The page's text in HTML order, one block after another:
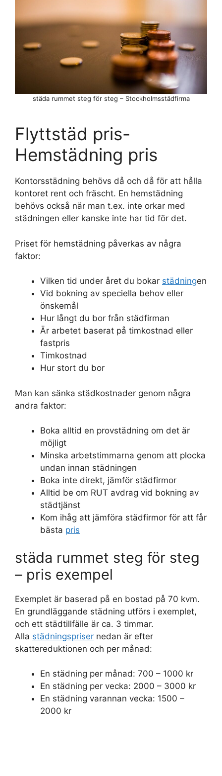
städa rummet steg för steg – Stockholmsstädfirma
Flyttstäd pris-
Hemstädning pris
Kontorsstädning behövs då och då för att hålla
kontoret rent och fräscht. En hemstädning
behövs också när man t.ex. inte orkar med
städningen eller kanske inte har tid för det.
Priset för hemstädning påverkas av några
faktor:
Vilken tid under året du bokar städningen
Vid bokning av speciella behov eller
önskemål
Hur långt du bor från städfirman
Är arbetet baserat på timkostnad eller
fastpris
Timkostnad
Hur stort du bor
Man kan sänka städkostnader genom några
andra faktor:
Boka alltid en provstädning om det är
möjligt
Minska arbetstimmarna genom att plocka
undan innan städningen
Boka inte direkt, jämför städfirmor
Alltid be om RUT avdrag vid bokning av
städtjänst
Kom ihåg att jämföra städfirmor för att får
bästa pris
städa rummet steg för steg
– pris exempel
Exemplet är baserad på en bostad på 70 kvm.
En grundläggande städning utförs i exemplet,
och ett städtillfälle är ca. 3 timmar.
Alla städningspriser nedan är efter
skattereduktionen och per månad:
En städning per månad: 700 – 1000 kr
En städning per vecka: 2000 – 3000 kr
En städning varannan vecka: 1500 –
2000 kr